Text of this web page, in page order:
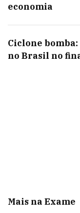
economia
Ciclone
no Brasil no
Mais na Exame